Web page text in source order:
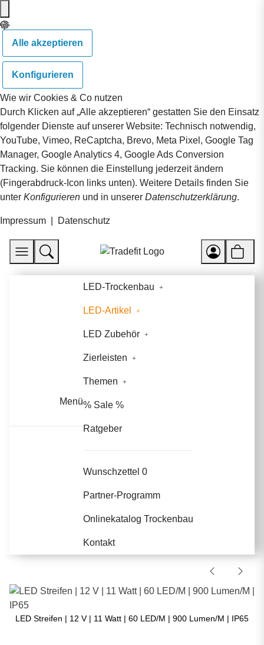
Alle akzeptieren
Konfigurieren
Wie wir Cookies & Co nutzen
Durch Klicken auf „Alle akzeptieren“ gestatten Sie den Einsatz
folgender Dienste auf unserer Website: Technisch notwendig,
YouTube, Vimeo, ReCaptcha, Brevo, Meta Pixel, Google Tag
Manager, Google Analytics 4, Google Ads Conversion
Tracking. Sie können die Einstellung jederzeit ändern
(Fingerabdruck-Icon links unten). Weitere Details finden Sie
unter Konfigurieren und in unserer Datenschutzerklärung.
Impressum Datenschutz
Menü
LED-Trockenbau
LED-Artikel
LED Zubehör
Zierleisten
Themen
% Sale %
Ratgeber
Wunschzettel 0
Partner-Programm
Onlinekatalog Trockenbau
Kontakt
LED Streifen | 12 V | 11 Watt | 60 LED/M | 900 Lumen/M | IP65